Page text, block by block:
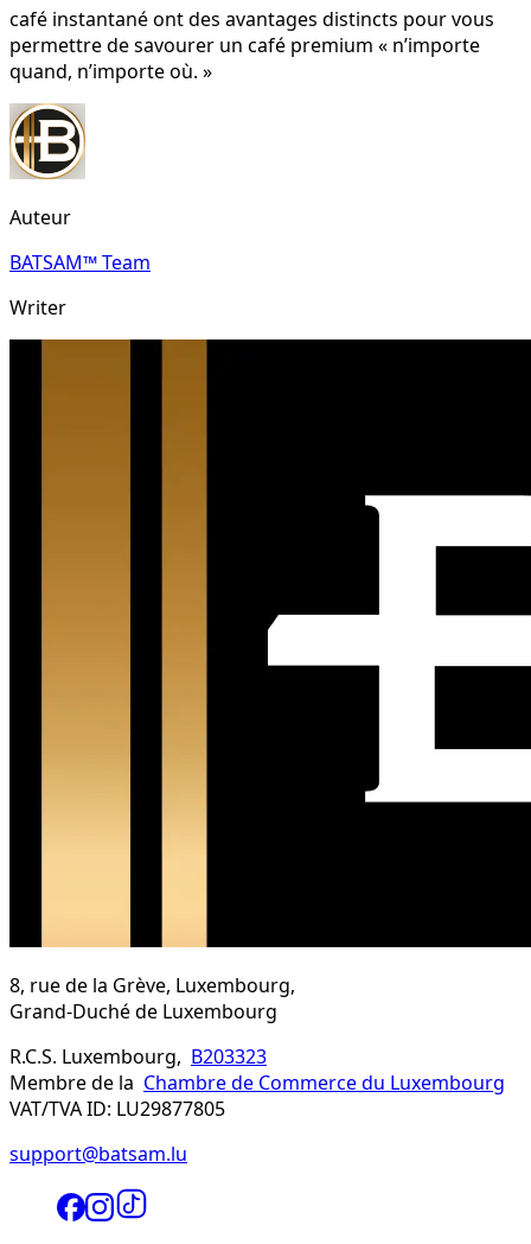
café instantané ont des avantages distincts pour vous
permettre de savourer un café premium « n’importe
quand, n’importe où. »
Auteur
BATSAM™ Team
Writer
8, rue de la Grève, Luxembourg,
Grand-Duché de Luxembourg
R.C.S. Luxembourg, B203323
Membre de la Chambre de Commerce du Luxembourg
VAT/TVA ID: LU29877805
support@batsam.lu